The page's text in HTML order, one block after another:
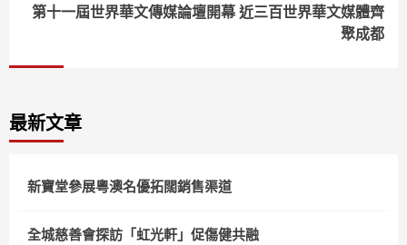
第十一屆世界華文傳媒論壇開幕 近三百世界華文媒體齊
聚成都
最新文章
新寶堂參展粵澳名優拓闊銷售渠道
全城慈善會探訪「虹光軒」促傷健共融